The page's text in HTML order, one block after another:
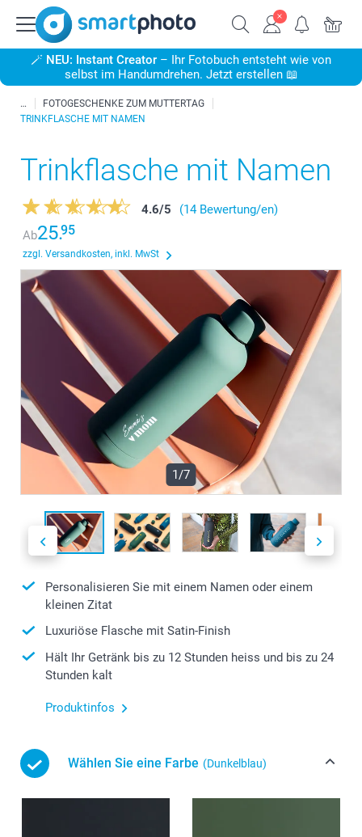
🪄 NEU: Instant Creator – Ihr Fotobuch entsteht wie von
selbst im Handumdrehen. Jetzt erstellen 📖
FOTOGESCHENKE ZUM MUTTERTAG
TRINKFLASCHE MIT NAMEN
Trinkflasche mit Namen
4.6/5
(14 Bewertung/en)
Ab25.95
zzgl. Versandkosten, inkl. MwSt
1/7
Personalisieren Sie mit einem Namen oder einem
kleinen Zitat
Luxuriöse Flasche mit Satin-Finish
Hält Ihr Getränk bis zu 12 Stunden heiss und bis zu 24
Stunden kalt
Produktinfos
Wählen Sie eine Farbe (Dunkelblau)